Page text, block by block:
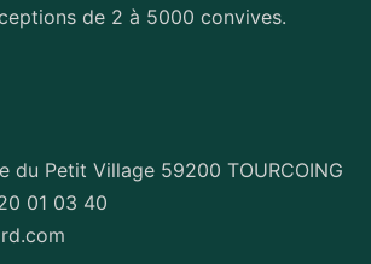
de 2 à 5000 convives.
du Petit Village 59200 TOURCOING
01 03 40